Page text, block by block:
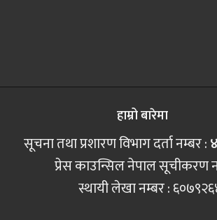
हाम्रो बारेमा
सूचना तथा प्रशारण विभाग दर्ता नम्बर :
प्रेस काउन्सिल नेपाल सूचीकरण
स्थायी लेखा नम्बर :